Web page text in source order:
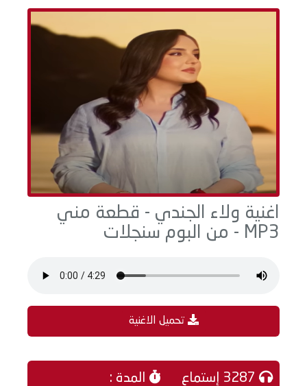
اغنية ولاء الجندي - قطعة مني
MP3 - من البوم سنجلات
تحميل الاغنية
المدة :